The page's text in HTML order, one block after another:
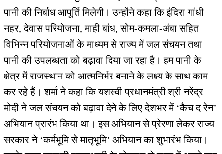
पानी की निर्बाध आपूर्ति मिलेगी। उन्होंने कहा कि इंदिरा गांधी
नहर, देवास परियोजना, माही बांध, सोम-कमला-अंबा सहित
विभिन्न परियोजनाओं के माध्यम से राज्य में जल संचयन तथा
पानी की उपलब्धता को बढ़ावा दिया जा रहा है। हम पानी के
क्षेत्र में राजस्थान को आत्मनिर्भर बनाने के लक्ष्य के साथ काम
कर रहे हैं। शर्मा ने कहा कि यशस्वी प्रधानमंत्री श्री नरेंद्र
मोदी ने जल संचयन को बढ़ावा देने के लिए देशभर में ‘कैच द रेन’
अभियान प्रारंभ किया था। इस अभियान से प्रेरणा लेकर राज्य
सरकार ने ‘कर्मभूमि से मातृभूमि’ अभियान का शुभारंभ किया।